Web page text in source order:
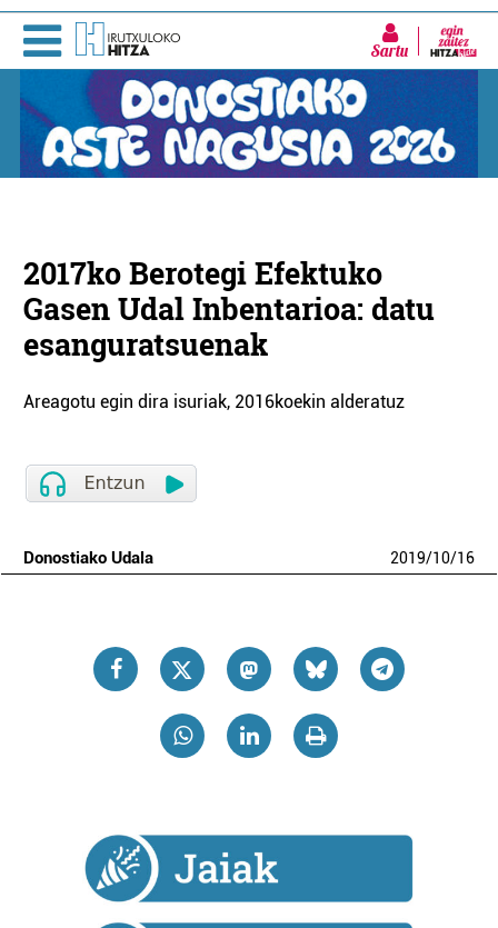
Sartu
2017ko Berotegi Efektuko
Gasen Udal Inbentarioa: datu
esanguratsuenak
Areagotu egin dira isuriak, 2016koekin alderatuz
Donostiako Udala 2019/10/16